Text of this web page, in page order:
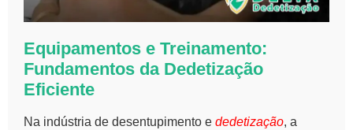
Equipamentos e Treinamento:
Fundamentos da Dedetização
Eficiente
Na indústria de desentupimento e dedetização, a